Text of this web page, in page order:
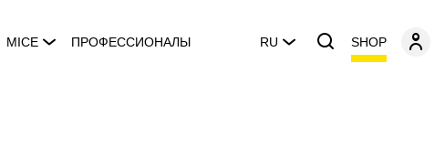
MICE ПРОФЕССИОНАЛЫ RU SHOP